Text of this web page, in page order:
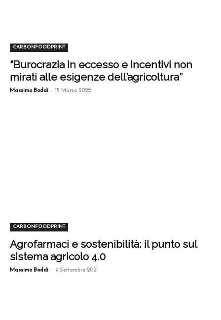
CARBONFOODPRINT
“Burocrazia in eccesso e incentivi non
mirati alle esigenze dell’agricoltura”
Massimo Boddi - 15 Marzo 2022
CARBONFOODPRINT
Agrofarmaci e sostenibilità: il punto sul
sistema agricolo 4.0
Massimo Boddi - 9 Settembre 2021